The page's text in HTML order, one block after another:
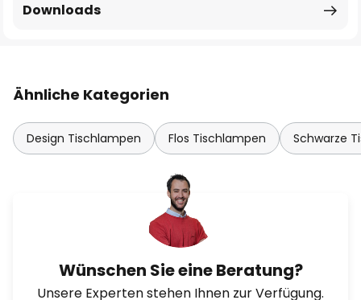
Downloads
Ähnliche Kategorien
Design Tischlampen Flos Tischlampen Schwarze
Wünschen Sie eine Beratung?
Unsere Experten stehen Ihnen zur Verfügung.